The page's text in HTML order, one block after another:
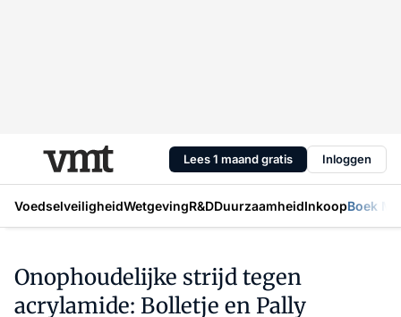
Lees 1 maand gratis Inloggen
VoedselveiligheidWetgevingR&DDuurzaamheidInkoopBoek
Onophoudelijke strijd tegen
acrylamide: Bolletje en Pally